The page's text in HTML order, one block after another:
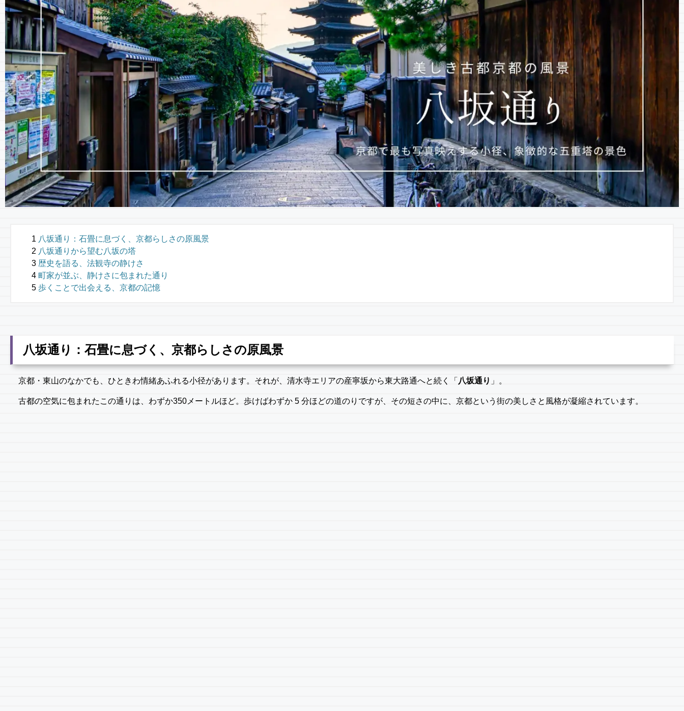
八坂通り：石畳に息づく、京都らしさの原風景
八坂通りから望む八坂の塔
歴史を語る、法観寺の静けさ
町家が並ぶ、静けさに包まれた通り
歩くことで出会える、京都の記憶
八坂通り：石畳に息づく、京都らしさの原風景
京都・東山のなかでも、ひときわ情緒あふれる小径があります。それが、清水寺エリアの産寧坂から東大路通へと続く「 八坂通り 」。
古都の空気に包まれたこの通りは、わずか350メートルほど。歩けばわずか 5 分ほどの道のりですが、その短さの中に、京都という街の美しさと風格が凝縮されています。